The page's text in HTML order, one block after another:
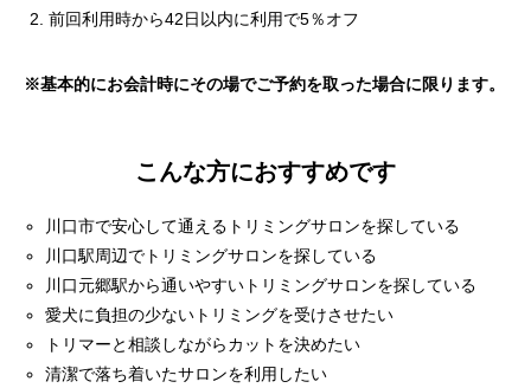
前回利用時から42日以内に利用で5％オフ
※基本的にお会計時にその場でご予約を取った場合に限ります。
こんな方におすすめです
川口市で安心して通えるトリミングサロンを探している
川口駅周辺でトリミングサロンを探している
川口元郷駅から通いやすいトリミングサロンを探している
愛犬に負担の少ないトリミングを受けさせたい
トリマーと相談しながらカットを決めたい
清潔で落ち着いたサロンを利用したい